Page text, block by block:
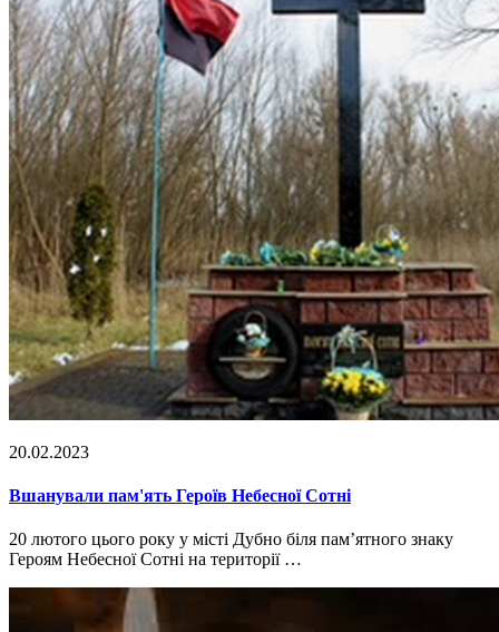
20.02.2023
Вшанували пам'ять Героїв Небесної Сотні
20 лютого цього року у місті Дубно біля пам’ятного знаку
Героям Небесної Сотні на території …